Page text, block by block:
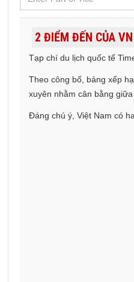
Part
Title2 ĐIỂM ĐẾN CỦA
Tạp chí du lịch quốc tế
Theo công bố, bảng xếp
xuyên nhằm cân bằng
Đáng chú ý, Việt Nam có